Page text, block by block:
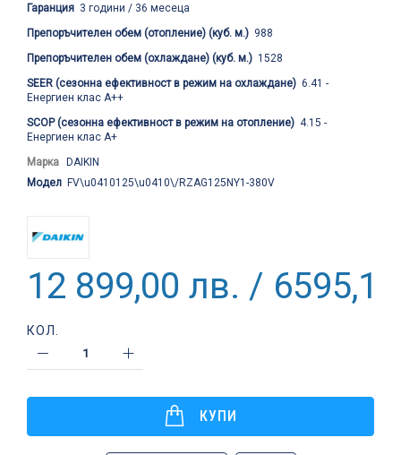
Гаранция 3 години / 36 месеца
Препоръчителен обем (отопление) (куб. м.) 988
Препоръчителен обем (охлаждане) (куб. м.) 1528
SEER (сезонна ефективност в режим на охлаждане) 6.41 -
Енергиен клас А++
SCOP (сезонна ефективност в режим на отопление) 4.15 -
Енергиен клас А+
Марка DAIKIN
Модел FV\u0410125\u0410\/RZAG125NY1-380V
12 899,00 лв. /
КОЛ.
КУПИ